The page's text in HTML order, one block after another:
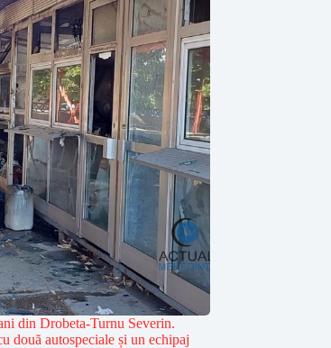
din Drobeta-Turnu Severin.
două autospeciale și un echipaj